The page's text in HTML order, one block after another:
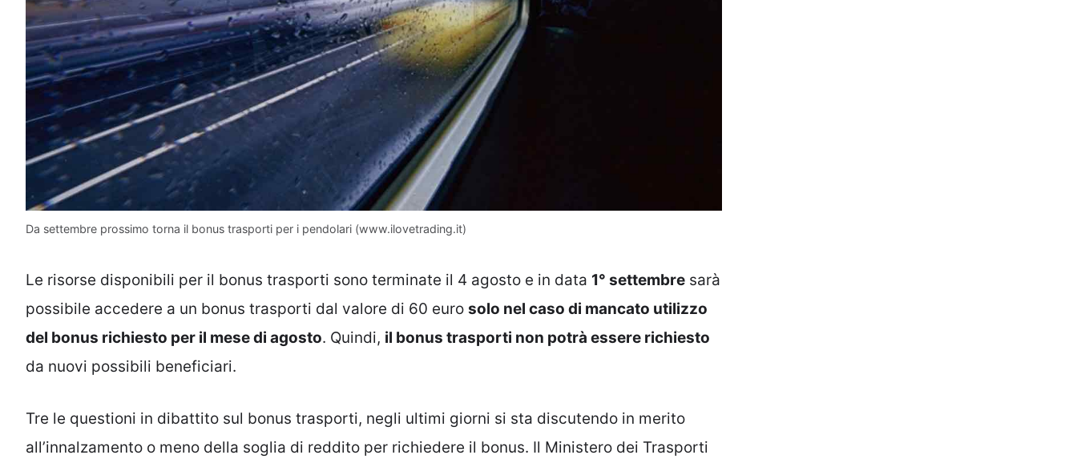
Da settembre prossimo torna il bonus trasporti per i pendolari (www.ilovetrading.it)
Le risorse disponibili per il bonus trasporti sono terminate il 4 agosto e in data 1° settembre sarà
possibile accedere a un bonus trasporti dal valore di 60 euro solo nel caso di mancato utilizzo
del bonus richiesto per il mese di agosto. Quindi, il bonus trasporti non potrà essere richiesto
da nuovi possibili beneficiari.
Tre le questioni in dibattito sul bonus trasporti, negli ultimi giorni si sta discutendo in merito
all’innalzamento o meno della soglia di reddito per richiedere il bonus. Il Ministero dei Trasporti